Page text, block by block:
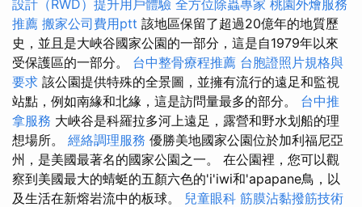
設計（RWD）提升用戶體驗 全方位除蟲專家 桃園外燴服務
推薦 搬家公司費用ptt 該地區保留了超過20億年的地質歷
史，並且是大峽谷國家公園的一部分，這是自1979年以來
受保護區的一部分。 台中整骨療程推薦 台胞證照片規格與
要求 該公園提供特殊的全景圖，並擁有流行的遠足和監視
站點，例如南緣和北緣，這是訪問量最多的部分。 台中推
拿服務 大峽谷是科羅拉多河上遠足，露營和野水划船的理
想場所。 經絡調理服務 優勝美地國家公園位於加利福尼亞
州，是美國最著名的國家公園之一。 在公園裡，您可以觀
察到美國最大的蜻蜓的五顏六色的'i'iwi和'apapane鳥，以
及生活在新熔岩流中的板球。 兒童眼科 筋膜沾黏撥筋技術